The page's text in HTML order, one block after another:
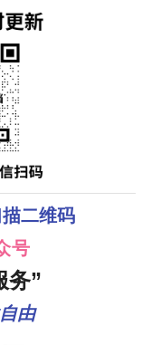
二维码
号
务”
由